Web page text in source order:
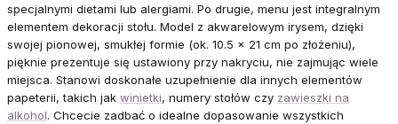
specjalnymi dietami lub alergiami. Po drugie, menu jest integralnym
elementem dekoracji stołu. Model z akwarelowym irysem, dzięki
swojej pionowej, smukłej formie (ok. 10.5 x 21 cm po złożeniu),
pięknie prezentuje się ustawiony przy nakryciu, nie zajmując wiele
miejsca. Stanowi doskonałe uzupełnienie dla innych elementów
papeterii, takich jak winietki, numery stołów czy zawieszki na
alkohol. Chcecie zadbać o idealne dopasowanie wszystkich